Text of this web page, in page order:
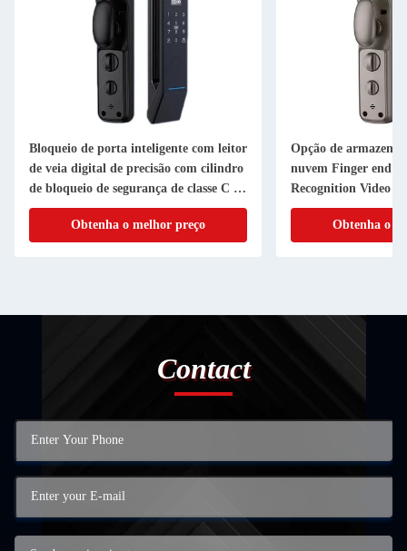
Bloqueio de porta inteligente com leitor
de veia digital de precisão com cilindro
de bloqueio de segurança de classe C e
APP
Obtenha o melhor preço
Opção de
nuvem Finger end
Recognition Video
Lock
Obtenha o
Contact